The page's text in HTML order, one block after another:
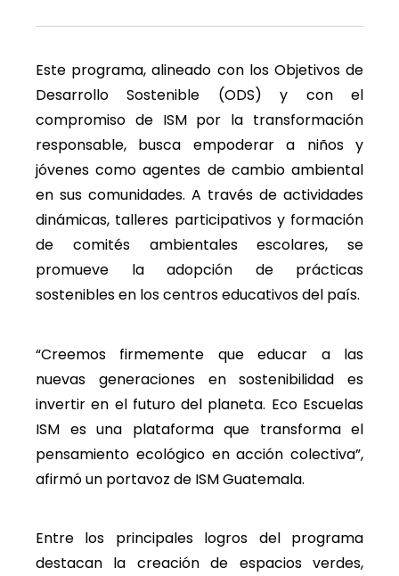
Este programa, alineado con los Objetivos de
Desarrollo Sostenible (ODS) y con el
compromiso de ISM por la transformación
responsable, busca empoderar a niños y
jóvenes como agentes de cambio ambiental
en sus comunidades. A través de actividades
dinámicas, talleres participativos y formación
de comités ambientales escolares, se
promueve la adopción de prácticas
sostenibles en los centros educativos del país.
“Creemos firmemente que educar a las
nuevas generaciones en sostenibilidad es
invertir en el futuro del planeta. Eco Escuelas
ISM es una plataforma que transforma el
pensamiento ecológico en acción colectiva”,
afirmó un portavoz de ISM Guatemala.
Entre los principales logros del programa
destacan la creación de espacios verdes,